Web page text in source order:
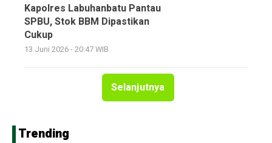
Kapolres Labuhanbatu Pantau
SPBU, Stok BBM Dipastikan
Cukup
13 Juni 2026 - 20:47 WIB
Selanjutnya
Trending